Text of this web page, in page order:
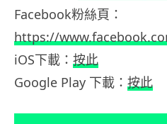
Facebook粉絲頁：
https://
iOS下載： 按此
Google Play 下載： 按此